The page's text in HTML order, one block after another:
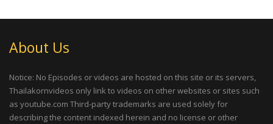
About Us
Notice: No Episodes or videos are hosted on this site or its servers,
Thailakornvideos only link to videos on other websites or sites such
as youtube.com Third-party trademarks are used solely for
describing the content indexed herein and no license or other